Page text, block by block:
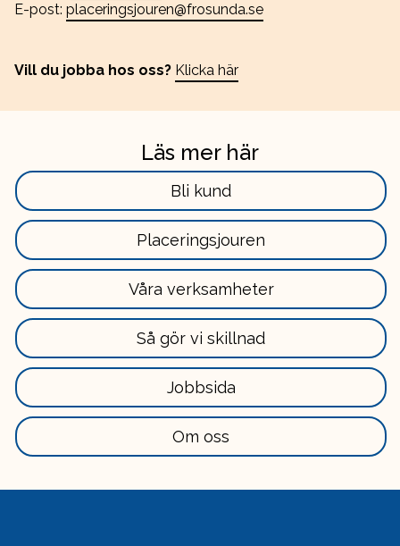
E-post: placeringsjouren@frosunda.se
Vill du jobba hos oss? Klicka här
Läs mer här
Läs
mer
här
Bli kund
Läs
mer
här
Placeringsjouren
Läs
mer
här
Våra verksamheter
Läs
mer
Så gör vi skillnad
Läs
mer
här
Jobbsida
Läs
mer
Om oss